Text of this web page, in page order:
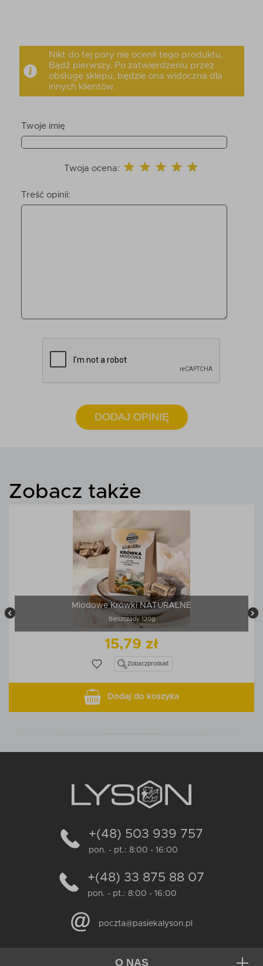
Nikt do tej pory nie ocenił tego produktu.
Bądź pierwszy. Po zatwierdzeniu przez
obsługę sklepu, będzie ona widoczna dla
innych klientów.
Twoje imię
Twoja ocena:
Treść opinii:
DODAJ OPINIĘ
Zobacz także
Miodowe Krówki NATURALNE
Bieszczady 120g
15,79 zł
Zobaczprodukt
Dodaj do koszyka
+(48) 503 939 757
pon. - pt.: 8:00 - 16:00
+(48) 33 875 88 07
pon. - pt.: 8:00 - 16:00
poczta@pasiekalyson.pl
O NAS